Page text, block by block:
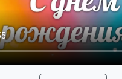
свадьбы
праздников